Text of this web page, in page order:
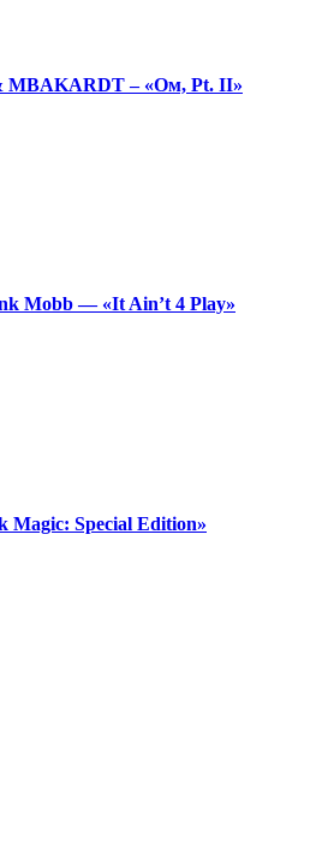
MBAKARDT – «Ом, Pt. II»
Mobb — «It Ain’t 4 Play»
Magic: Special Edition»